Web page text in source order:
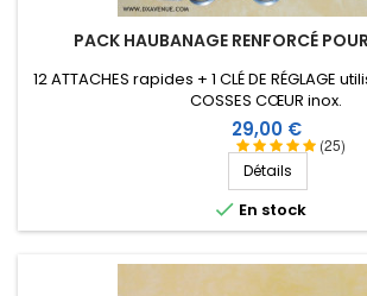
PACK HAUBANAGE RENFORCÉ
(25)
12 ATTACHES rapides + 1 CLÉ DE RÉGLAGE
COSSES CŒUR inox.
Prix
29,00 €
Détails
 En stock